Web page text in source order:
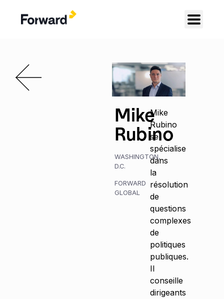
Mike
Rubino
WASHINGTON,
D.C.
FORWARD
GLOBAL
Mike
Rubino
se
spécialise
dans
la
résolution
de
questions
complexes
de
politiques
publiques.
Il
conseille
dirigeants